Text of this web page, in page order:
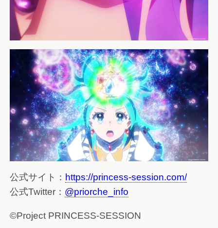
公式サイト： https://princess-session.com/
公式Twitter： @priorche_info
©Project PRINCESS-SESSION